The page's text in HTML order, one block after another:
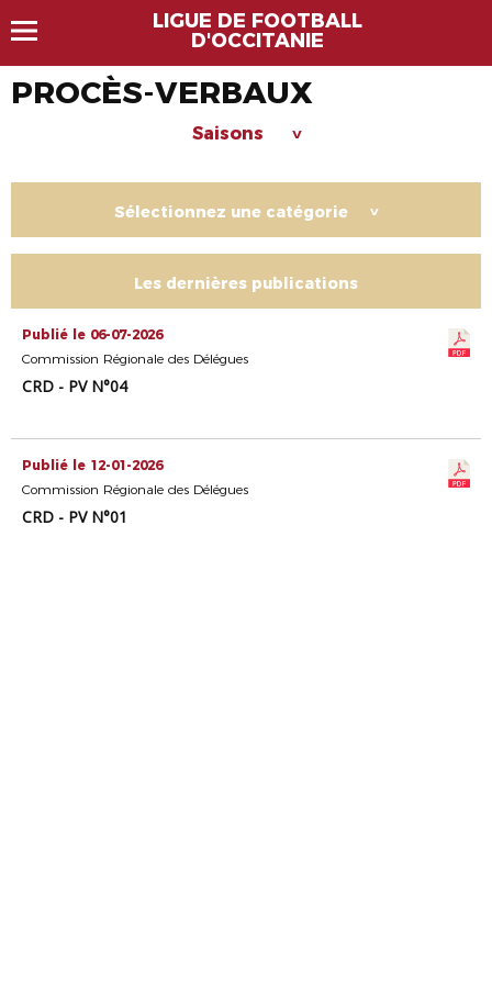
LIGUE DE FOOTBALL
D'OCCITANIE
PROCÈS-VERBAUX
Saisons >
Sélectionnez une catégorie >
Les dernières publications
Publié le 06-07-2026
Commission Régionale des Délégues
CRD - PV N°04
Publié le 12-01-2026
Commission Régionale des Délégues
CRD - PV N°01